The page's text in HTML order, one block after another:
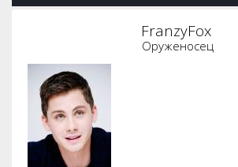
FranzyFox
Оруженосец